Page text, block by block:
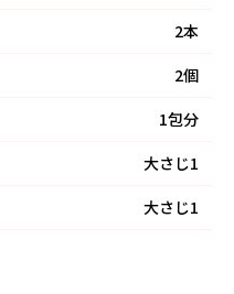
2本
2個
1包分
大さじ1
大さじ1